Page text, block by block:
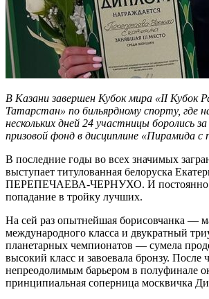
В Казани завершен Кубок мира «II Кубок
Татарстан» по бильярдному спорту, где
нескольких дней 24 участницы боролись
призовой фонд в дисциплине «Пирамида с
В последние годы во всех значимых
выступает титулованная белоруска
ПЕРЕПЕЧАЕВА-ЧЕРНУХО. И постоянно
попадание в тройку лучших.
На сей раз опытнейшая борисовчанка —
международного класса и двукратный
планетарных чемпионатов — сумела
высокий класс и завоевала бронзу. После
непреодолимым барьером в полуфинале
принципиальная соперница москвичка